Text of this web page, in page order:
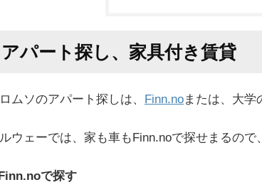
アパート探し、家具付き賃貸
ロムソのアパート探しは、 Finn.noまたは、大学
ウェーでは、家も車もFinn.noで探せまるので
で探す